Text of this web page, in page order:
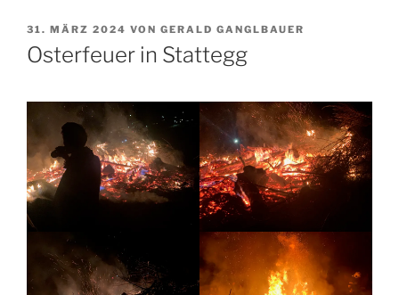
VERÖFFENTLICHT
AM
31. MÄRZ 2024 VON GERALD GANGLBAUER
Osterfeuer in Stattegg